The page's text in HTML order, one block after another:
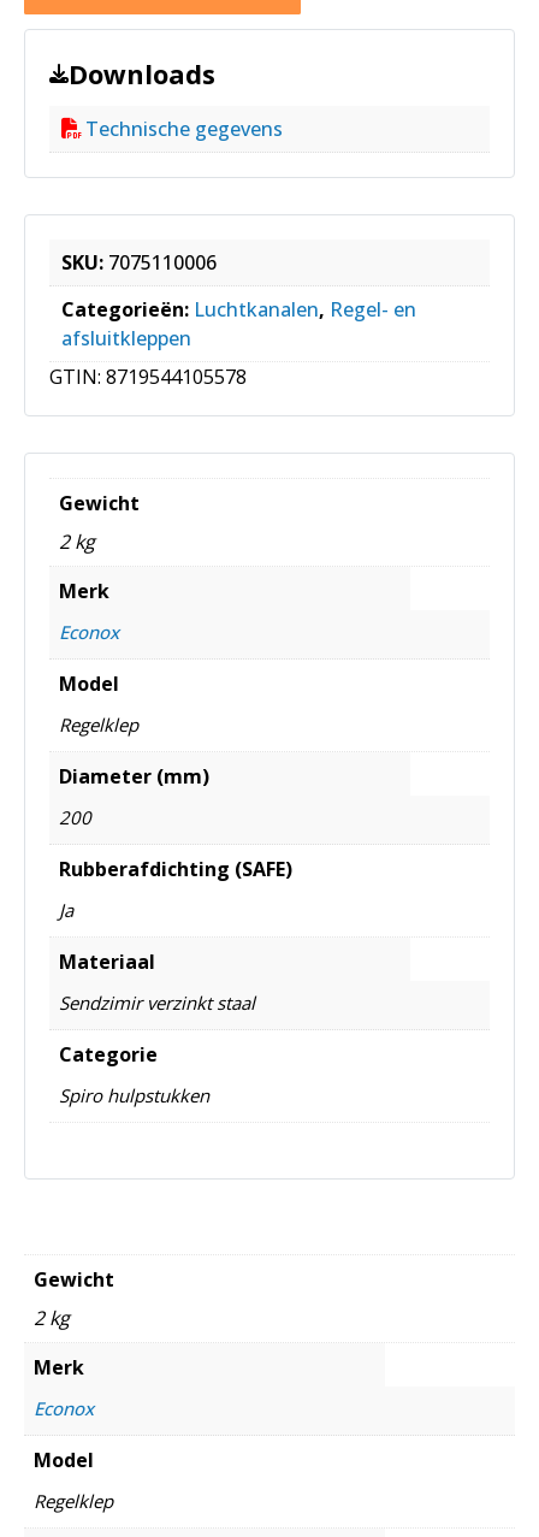
Downloads
Technische gegevens
SKU: 7075110006
Categorieën: Luchtkanalen, Regel- en
afsluitkleppen
GTIN: 8719544105578
Gewicht
2 kg
Merk
Econox
Model
Regelklep
Diameter (mm)
200
Rubberafdichting (SAFE)
Ja
Materiaal
Sendzimir verzinkt staal
Categorie
Spiro hulpstukken
Gewicht
2 kg
Merk
Econox
Model
Regelklep